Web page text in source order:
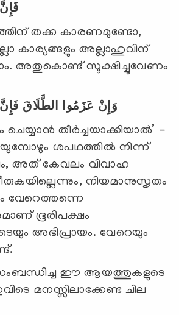
തക്ക കാരണമുണ്ടോ,
കാര്യങ്ങളും അല്ലാഹുവിന്
അതുകൊണ്ട് സൂക്ഷിച്ചുവേണം
തീര്‍ച്ചയാക്കിയാല്‍’ -
ശപഥത്തില്‍ നിന്ന്
അത് കേവലം വിവാഹ
നിയമാനുസൃതം
വേറെത്തന്നെ
ഭൂരിപക്ഷം
അഭിപ്രായം. വേറെയും
ഈ ആയത്തുകളുടെ
മനസ്സിലാക്കേണ്ട ചില